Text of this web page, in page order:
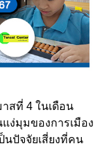
สที่ 4 ในเดือน
ง่มุมของการเมือง
นปัจจัยเสี่ยงที่คน